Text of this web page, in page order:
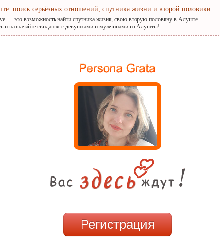
поиск серьёзных отношений, спутника жизни и второй половики
— это возможность найти спутника жизни, свою вторую половину в Алуште.
и назначайте свидания с девушками и мужчинами из Алушты!
Регистрация